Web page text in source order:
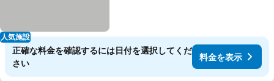
人気施設
正確な料金を確認するには日付を選択してくだ
さい
料金を表示